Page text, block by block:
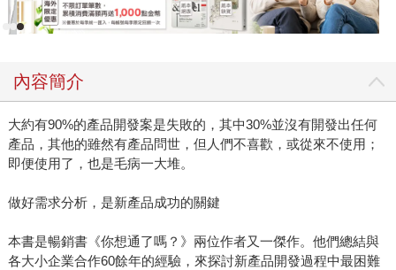
內容簡介
大約有90%的產品開發案是失敗的，其中30%並沒有開發出任何
產品，其他的雖然有產品問世，但人們不喜歡，或從來不使用；
即便使用了，也是毛病一大堆。
做好需求分析，是新產品成功的關鍵
本書是暢銷書《你想通了嗎？》兩位作者又一傑作。他們總結與
各大小企業合作60餘年的經驗，來探討新產品開發過程中最困難